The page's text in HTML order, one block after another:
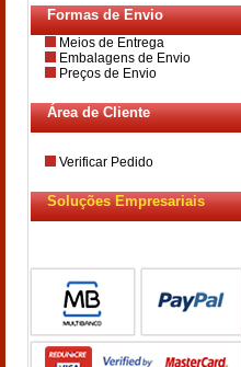
Formas de Envio
Meios de Entrega
Embalagens de Envio
Preços de Envio
Área de Cliente
Verificar Pedido
Soluções Empresariais